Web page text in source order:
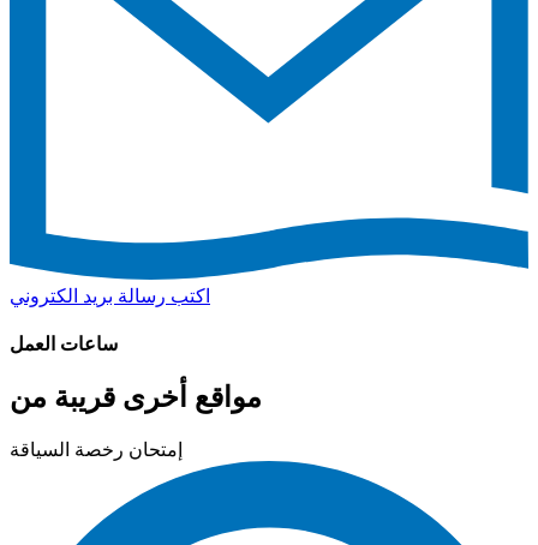
اكتب رسالة بريد الكتروني
ساعات العمل
مواقع أخرى قريبة من
إمتحان رخصة السياقة